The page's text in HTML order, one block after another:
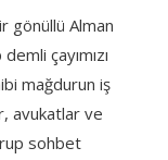
gönüllü Alman
çayımızı
mağdurun iş
avukatlar ve
sohbet